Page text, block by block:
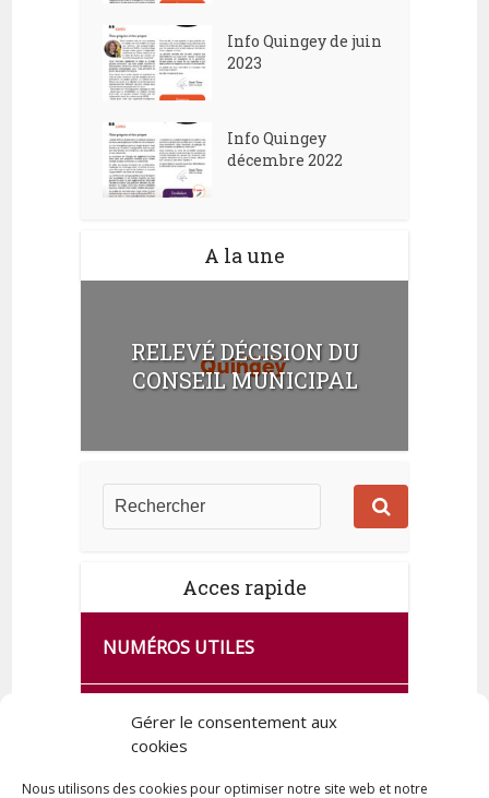
Gérer le consentement aux
cookies
Nous utilisons des cookies pour optimiser notre site web et notre
Info Quingey de juin
2023
Info Quingey
décembre 2022
A la une
RELEVÉ DÉCISION DU
CONSEIL MUNICIPAL
Acces rapide
NUMÉROS UTILES
CA SE PASSE À FRANCE SERVICES
DE QUINGEY